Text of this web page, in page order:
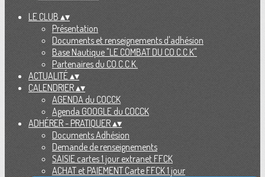
LE CLUB ▴▾
Présentation
Documents et renseignements d'adhésion
Base Nautique "LE COMBAT DU CO.C.C.K"
Partenaires du CO.C.C.K.
ACTUALITÉ▴▾
CALENDRIER▴▾
AGENDA du COCCK
Agenda GOOGLE du COCCK
ADHÉRER - PRATIQUER▴▾
Documents Adhésion
Demande de renseignements
SAISIE cartes 1 jour extranet FFCK
ACHAT et PAIEMENT Carte FFCK 1 jour